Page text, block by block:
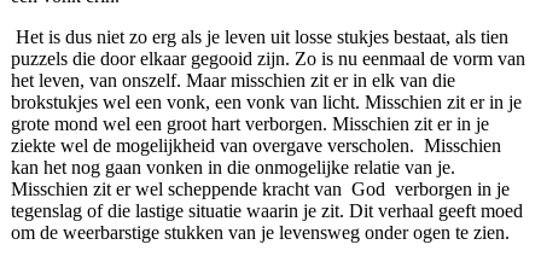
Het is dus niet zo erg als je leven uit losse stukjes bestaat, als tien
puzzels die door elkaar gegooid zijn. Zo is nu eenmaal de vorm van
het leven, van onszelf. Maar misschien zit er in elk van die
brokstukjes wel een vonk, een vonk van licht. Misschien zit er in je
grote mond wel een groot hart verborgen. Misschien zit er in je
ziekte wel de mogelijkheid van overgave verscholen. Misschien
kan het nog gaan vonken in die onmogelijke relatie van je.
Misschien zit er wel scheppende kracht van God verborgen in je
tegenslag of die lastige situatie waarin je zit. Dit verhaal geeft moed
om de weerbarstige stukken van je levensweg onder ogen te zien.